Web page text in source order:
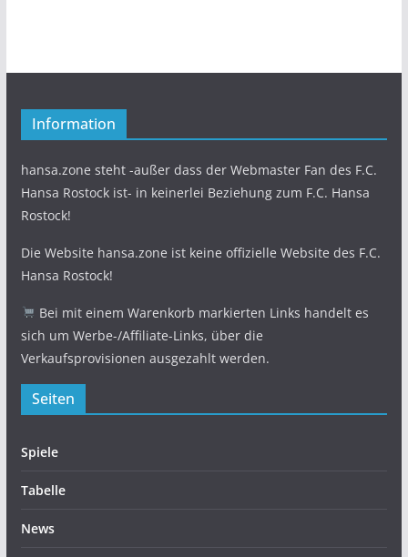
Information
hansa.zone steht -außer dass der Webmaster Fan des F.C.
Hansa Rostock ist- in keinerlei Beziehung zum F.C. Hansa
Rostock!
Die Website hansa.zone ist keine offizielle Website des F.C.
Hansa Rostock!
Bei mit einem Warenkorb markierten Links handelt es
sich um Werbe-/Affiliate-Links, über die
Verkaufsprovisionen ausgezahlt werden.
Seiten
Spiele
Tabelle
News